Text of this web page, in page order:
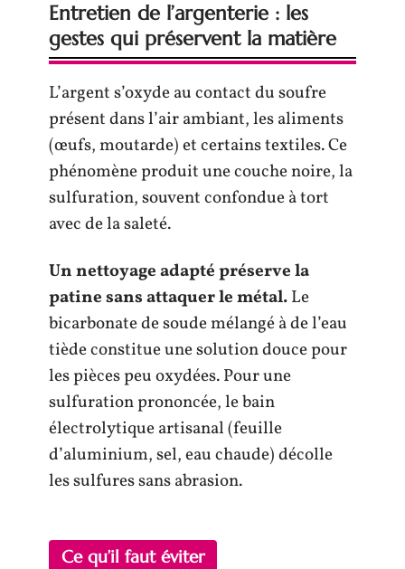
Entretien de l’argenterie : les
gestes qui préservent la matière
L’argent s’oxyde au contact du soufre
présent dans l’air ambiant, les aliments
(œufs, moutarde) et certains textiles. Ce
phénomène produit une couche noire, la
sulfuration, souvent confondue à tort
avec de la saleté.
Un nettoyage adapté préserve la
patine sans attaquer le métal.Le
bicarbonate de soude mélangé à de l’eau
tiède constitue une solution douce pour
les pièces peu oxydées. Pour une
sulfuration prononcée, le bain
électrolytique artisanal (feuille
d’aluminium, sel, eau chaude) décolle
les sulfures sans abrasion.
Ce qu’il faut éviter